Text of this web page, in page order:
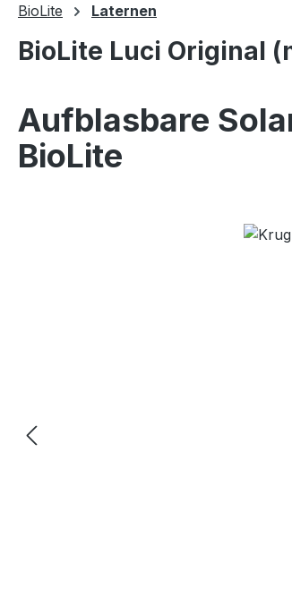
BioLite Laternen
BioLite Luci Original
Aufblasbare
BioLite